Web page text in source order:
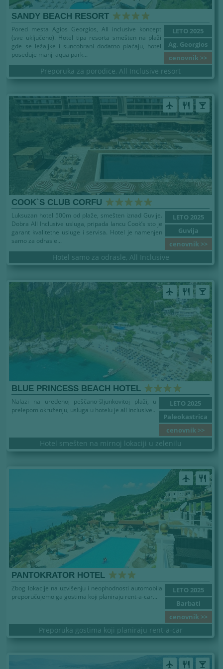
SANDY BEACH RESORT
LETO 2025
Ag. Georgios
cenovnik >>
Pored mesta Agios Georgios, All inclusive koncept
(sve uključeno). Hotel tipa resorta smešten na plaži
gde se ležaljke i suncobrani dodatno plaćaju, hotel
poseduje manji aqua park...
Preporuka za porodice, All Inclusive resort
airplanemode_active restaurant local_bar
COOK`S CLUB CORFU
LETO 2025
Guvija
cenovnik >>
Luksuzan hotel 500m od plaže, smešten iznad Guvije.
Dobra All Inclusive usluga, pripada lancu Cook’s sto je
garant kvalitetne usluge i servisa. Hotel je namenjen
samo za odrasle...
Hotel samo za odrasle, All Inclusive
airplanemode_active restaurant local_bar
BLUE PRINCESS BEACH HOTEL
LETO 2025
Paleokastrica
cenovnik >>
Nalazi na uređenoj peščano-šljunkovitoj plaži, u
prelepom okruženju, usluga u hotelu je all inclusive..
Hotel smešten na mirnoj lokaciji u zelenilu
airplanemode_active restaurant
PANTOKRATOR HOTEL
LETO 2025
Barbati
cenovnik >>
Zbog lokacije na uzvišenju i neophodnosti automobila
preporučujemo ga gostima koji planiraju rent-a-car...
Preporuka gostima koji planiraju rent-a-car
airplanemode_active restaurant local_bar